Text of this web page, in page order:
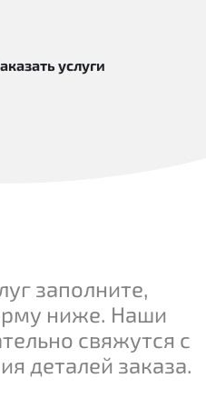
услуги
заполните,
ниже. Наши
свяжутся с
деталей заказа.